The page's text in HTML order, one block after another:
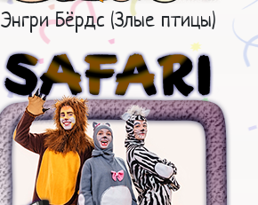
Энгри Бёрдс (Злые птицы)